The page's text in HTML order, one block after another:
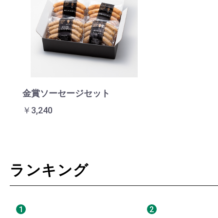
金賞ソーセージセット
￥3,240
ランキング
1 2